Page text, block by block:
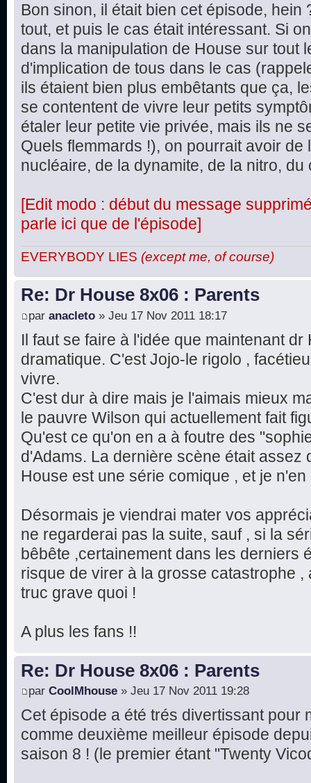
Bon sinon, il était bien cet épisode, hein
tout, et puis le cas était intéressant. Si
dans la manipulation de House sur tout
d'implication de tous dans le cas
ils étaient bien plus embêtants que ça,
se contentent de vivre leur petits
étaler leur petite vie privée, mais ils ne
Quels flemmards !), on pourrait avoir de
nucléaire, de la dynamite, de la nitro, du
[Edit modo : début du message
parle ici que de l'épisode]
EVERYBODY LIES (except me, of course)
Re: Dr House 8x06 : Parents
par anacleto » Jeu 17 Nov 2011 18:17
Il faut se faire à l'idée que maintenant
dramatique. C'est Jojo-le rigolo ,
vivre.
C'est dur à dire mais je l'aimais mieux
le pauvre Wilson qui actuellement fait
Qu'est ce qu'on en a à foutre des
d'Adams. La dernière scène était assez
House est une série comique , et je
Désormais je viendrai mater vos
ne regarderai pas la suite, sauf , si la
bêbête ,certainement dans les derniers
risque de virer à la grosse catastrophe ,
truc grave quoi !
A plus les fans !!
Re: Dr House 8x06 : Parents
par CoolMhouse » Jeu 17 Nov 2011 19:28
Cet épisode a été trés divertissant pour
comme deuxième meilleur épisode
saison 8 ! (le premier étant "Twenty